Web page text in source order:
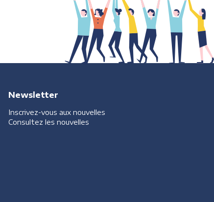
Newsletter
Inscrivez-vous aux nouvelles
Consultez les nouvelles